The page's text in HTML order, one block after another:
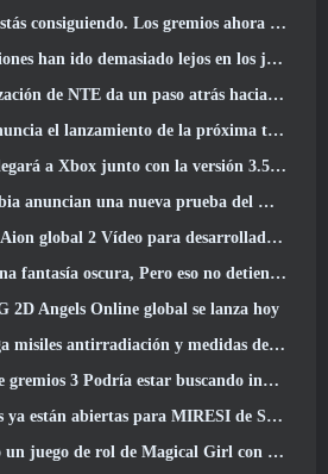
Los gremios ahora están disponibles en Eterspire
ido demasiado lejos en los juegos gratuitos??
da un paso atrás hacia un juego de mesa de fantasía
de la próxima temporada “Undiscovered”
a Xbox junto con la versión 3.5 Actualizar
prueba del MMORPG de zombis de la vieja escuela, Persistir en línea
para desarrolladores, Compartir detalles sobre el juego
oscura, Pero eso no detiene la diversión del verano
2D Angels Online global se lanza hoy
y medidas de soporte electrónico en la actualización de caballería pesada
Podría estar buscando innovar en el espacio MMO
abiertas para MIRESI de Smilegate: Futuro invisible
Magical Girl con un estilo artístico inspirado en el anime de los 90